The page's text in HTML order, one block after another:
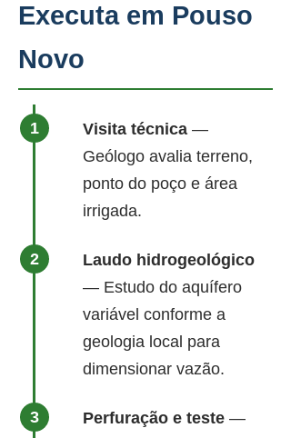
Executa em Pouso
Novo
Visita técnica —
Geólogo avalia terreno,
ponto do poço e área
irrigada.
Laudo hidrogeológico
— Estudo do aquífero
variável conforme a
geologia local para
dimensionar vazão.
Perfuração e teste —